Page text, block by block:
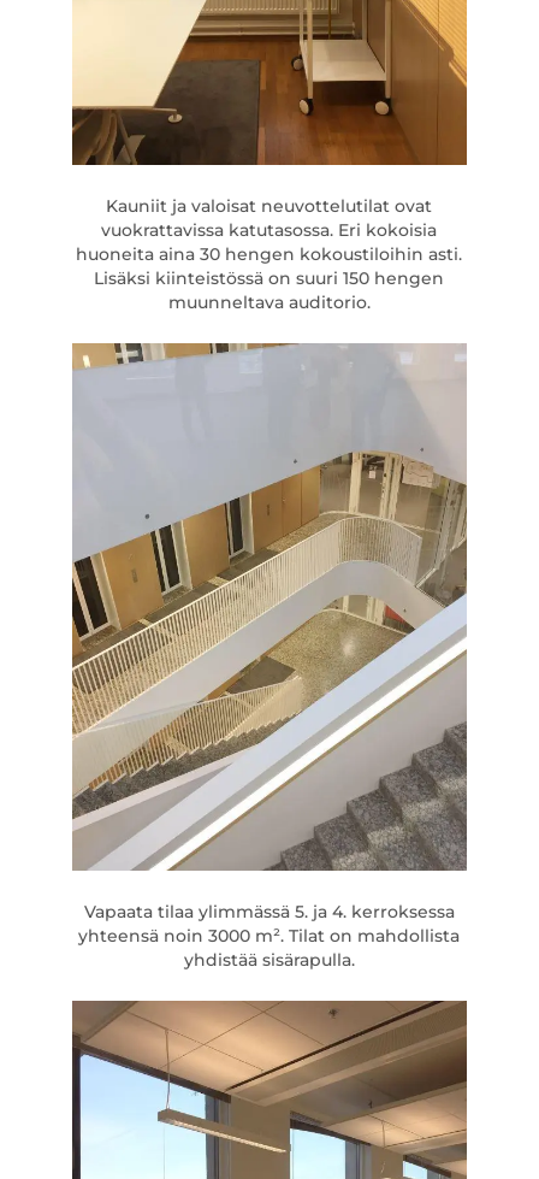
Kauniit ja valoisat neuvottelutilat ovat
vuokrattavissa katutasossa. Eri kokoisia
huoneita aina 30 hengen kokoustiloihin asti.
Lisäksi kiinteistössä on suuri 150 hengen
muunneltava auditorio.
Vapaata tilaa ylimmässä 5. ja 4. kerroksessa
yhteensä noin 3000 m². Tilat on mahdollista
yhdistää sisärapulla.